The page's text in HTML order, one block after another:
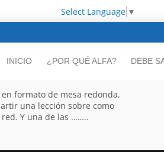
Select Language ▼
INICIO ¿POR QUÉ ALFA? DEBE
formato de mesa redonda,
una lección sobre como
Y una de las ……..